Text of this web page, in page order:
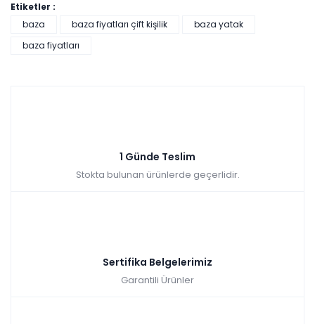
Etiketler :
baza
baza fiyatları çift kişilik
baza yatak
baza fiyatları
1 Günde Teslim
Stokta bulunan ürünlerde geçerlidir.
Sertifika Belgelerimiz
Garantili Ürünler